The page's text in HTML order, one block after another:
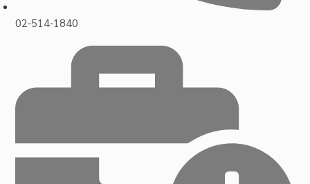
02-514-1840